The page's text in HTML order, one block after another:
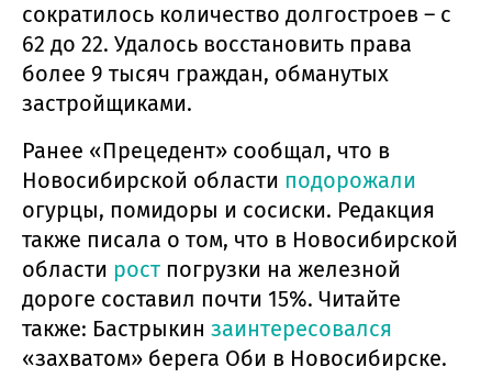
сократилось количество долгостроев – с
62 до 22. Удалось восстановить права
более 9 тысяч граждан, обманутых
застройщиками.
Ранее «Прецедент» сообщал, что в
Новосибирской области подорожали
огурцы, помидоры и сосиски. Редакция
также писала о том, что в Новосибирской
области рост погрузки на железной
дороге составил почти 15%. Читайте
также: Бастрыкин заинтересовался
«захватом» берега Оби в Новосибирске.